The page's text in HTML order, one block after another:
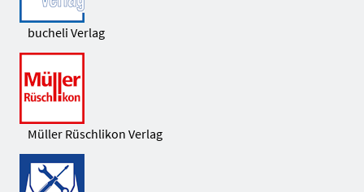
bucheli Verlag
Müller Rüschlikon Verlag